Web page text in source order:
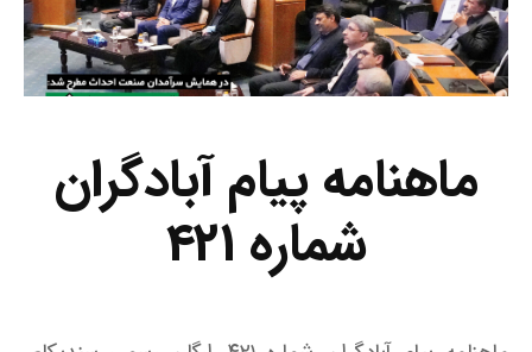
ماهنامه پیام آبادگران
شماره ۴۲۱